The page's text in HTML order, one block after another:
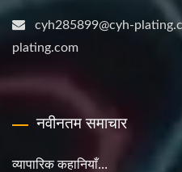
cyh285899@cyh-
plating.com
नवीनतम समाचार
व्यापारिक कहानियाँ...